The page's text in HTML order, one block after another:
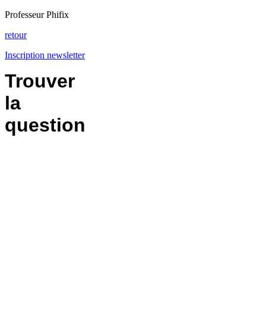
Professeur Phifix
retour
Inscription newsletter
Trouver
la
question